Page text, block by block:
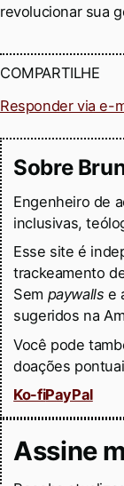
revolucionar sua
COMPARTILHE
Responder via e-
Sobre
Engenheiro de
inclusivas,
Esse site é
trackeamento
Sem paywalls e
sugeridos na
Você pode
doações
Ko-fiPayPal
Assine